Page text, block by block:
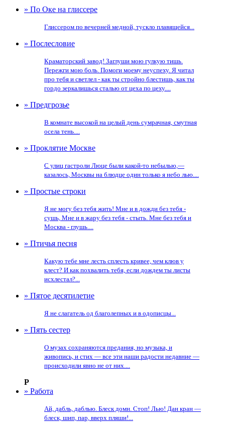
» По Оке на глиссере
Глиссером по вечерней медной, тускло плавящейся...
» Послесловие
Краматорский завод! Заглуши мою гулкую тишь.
Пережги мою боль. Помоги моему неуспеху. Я читал
про тебя и светлел - как ты стройно блестишь, как ты
гордо зеркалишься сталью от цеха по цеху....
» Предгрозье
В комнате высокой на целый день сумрачная, смутная
осела тень....
» Проклятие Москве
С улиц гастроли Люце были какой-то небылью,—
казалось, Москвы на блюдце один только я небо лью....
» Простые строки
Я не могу без тебя жить! Мне и в дожди без тебя -
сушь, Мне и в жару без тебя - стыть. Мне без тебя и
Москва - глушь....
» Птичья песня
Какую тебе мне лесть сплесть кривее, чем клюв у
клест? И как похвалить тебя, если дождем ты листы
исхлестал?...
» Пятое десятилетие
Я не слагатель од благолепных и в одописцы...
» Пять сестер
О музах сохраняются предания, но музыка, и
живопись, и стих — все эти наши радости недавние —
происходили явно не от них....
Р
» Работа
Ай, дабль, даблью. Блеск домн. Стоп! Лью! Дан кран —
блеск, шип, пар, вверх пляши!...